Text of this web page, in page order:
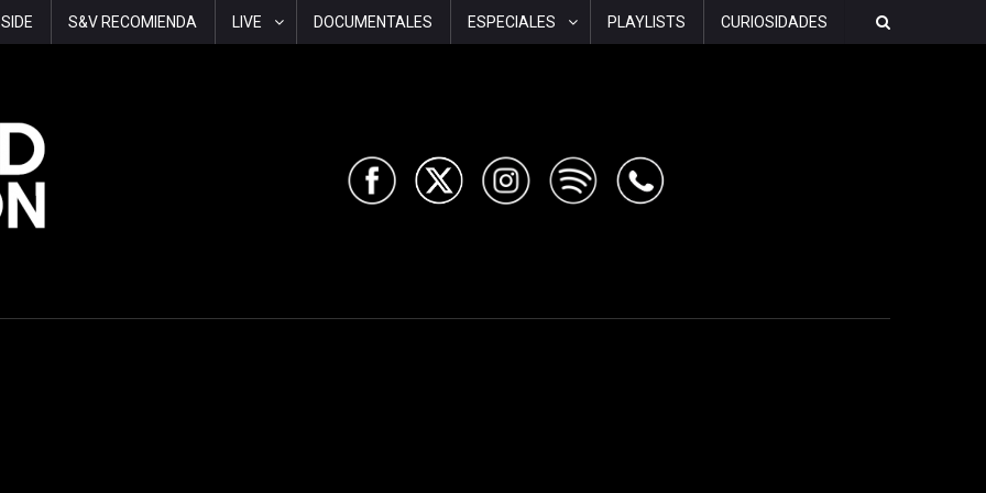
S&V RECOMIENDA LIVE DOCUMENTALES ESPECIALES PLAYLISTS CURIOSIDADES